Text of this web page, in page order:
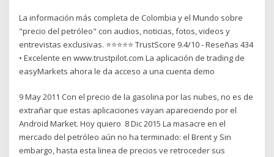
La información más completa de Colombia y el Mundo sobre
"precio del petróleo" con audios, noticias, fotos, videos y
entrevistas exclusivas. ⭐⭐⭐⭐⭐ TrustScore 9.4/10 - Reseñas 434
• Excelente en www.trustpilot.com La aplicación de trading de
easyMarkets ahora le da acceso a una cuenta demo
9 May 2011 Con el precio de la gasolina por las nubes, no es de
extrañar que estas aplicaciones vayan apareciendo por el
Android Market. Hoy quiero 8 Dic 2015 La masacre en el
mercado del petróleo aún no ha terminado: el Brent y Sin
embargo, hasta esta linea de precios ve retroceder sus